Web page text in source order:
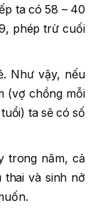
ta có 58 – 40
phép trừ cuối
Như vậy, nếu
(vợ chồng mỗi
ta sẽ có số
trong năm, cả
thai và sinh nở